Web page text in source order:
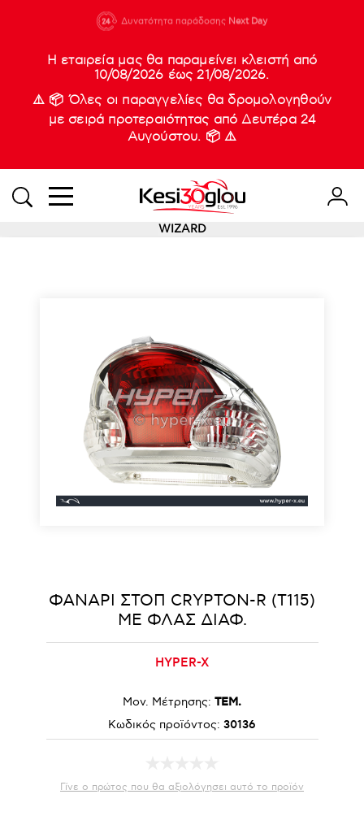
210 88 21
933
Δυνατότητα παράδοσης Next Day
Νέες
Η εταιρεία μας θα παραμείνει κλειστή από
10/08/2026 έως 21/08/2026.
⚠️ 📦 Όλες οι παραγγελίες θα δρομολογηθούν
με σειρά προτεραιότητας από Δευτέρα 24
Αυγούστου. 📦 ⚠️
WIZARD
ΦΑΝΑΡΙ ΣΤΟΠ CRYPTON-R (T115)
ΜΕ ΦΛΑΣ ΔΙΑΦ.
HYPER-X
Μον. Μέτρησης: ΤΕΜ.
Κωδικός προϊόντος: 30136
Γίνε ο πρώτος που θα αξιολόγησει αυτό το προϊόν